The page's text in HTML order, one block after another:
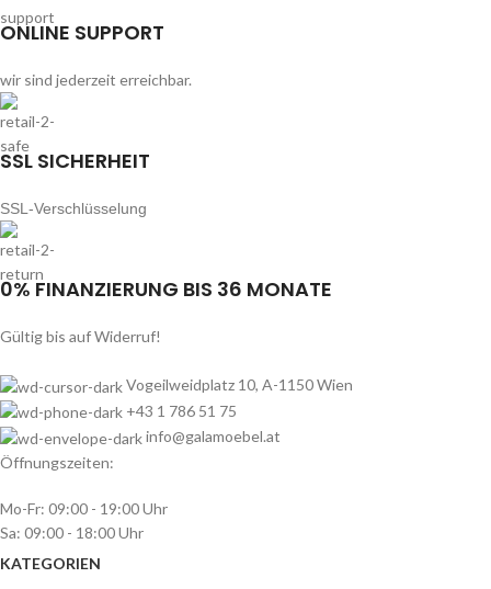
ONLINE SUPPORT
wir sind jederzeit erreichbar.
SSL SICHERHEIT
SSL-Verschlüsselung
0% FINANZIERUNG BIS 36 MONATE
Gültig bis auf Widerruf!
Vogeilweidplatz 10, A-1150 Wien
+43 1 786 51 75
info@galamoebel.at
Öffnungszeiten:
Mo-Fr: 09:00 - 19:00 Uhr
Sa: 09:00 - 18:00 Uhr
KATEGORIEN